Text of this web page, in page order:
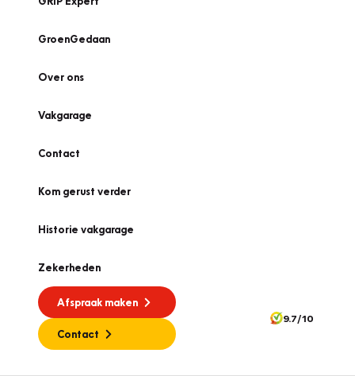
GroenGedaan
Over ons
Vakgarage
Contact
Kom gerust verder
Historie vakgarage
Zekerheden
Afspraak maken
Contact
9.7/10